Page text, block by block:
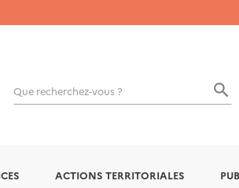
Que recherchez-vous ?
ACTIONS TERRITORIALES